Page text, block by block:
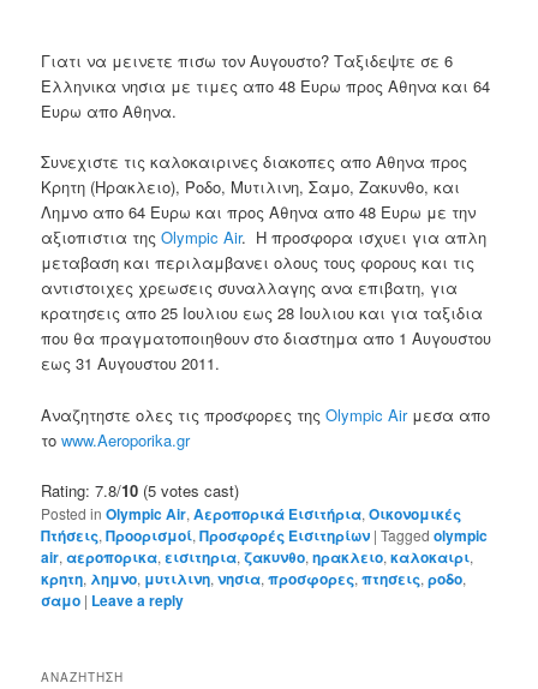
Γιατι να μεινετε πισω τον Αυγουστο? Ταξιδεψτε σε 6
Ελληνικα νησια με τιμες απο 48 Ευρω προς Αθηνα και 64
Ευρω απο Αθηνα.
Συνεχιστε τις καλοκαιρινες διακοπες απο Αθηνα προς
Κρητη (Ηρακλειο), Ροδο, Μυτιλινη, Σαμο, Ζακυνθο, και
Λημνο απο 64 Ευρω και προς Αθηνα απο 48 Ευρω με την
αξιοπιστια της Olympic Air. Η προσφορα ισχυει για απλη
μεταβαση και περιλαμβανει ολους τους φορους και τις
αντιστοιχες χρεωσεις συναλλαγης ανα επιβατη, για
κρατησεις απο 25 Ιουλιου εως 28 Ιουλιου και για ταξιδια
που θα πραγματοποιηθουν στο διαστημα απο 1 Αυγουστου
εως 31 Αυγουστου 2011.
Αναζητηστε ολες τις προσφορες τηςOlympic Air μεσα απο
τοwww.Aeroporika.gr
Rating: 7.8/10 (5 votes cast)
Posted in Olympic Air,Αεροπορικά Εισιτήρια,Οικονομικές
Πτήσεις,Προορισμοί,Προσφορές Εισιτηρίων |Tagged olympic
air,αεροπορικα,εισιτηρια,ζακυνθο,ηρακλειο,καλοκαιρι,
κρητη, λημνο, μυτιλινη,νησια,προσφορες,πτησεις,ροδο,
σαμο | Leave a reply
ΑΝΑΖΗΤΗΣΗ